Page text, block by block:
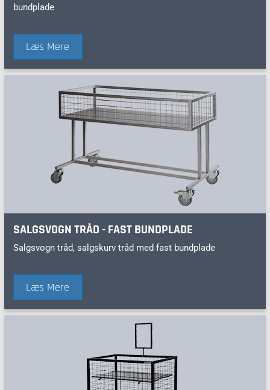
bundplade
Læs Mere
SALGSVOGN TRÅD - FAST BUNDPLADE
Salgsvogn tråd, salgskurv tråd med fast bundplade
Læs Mere